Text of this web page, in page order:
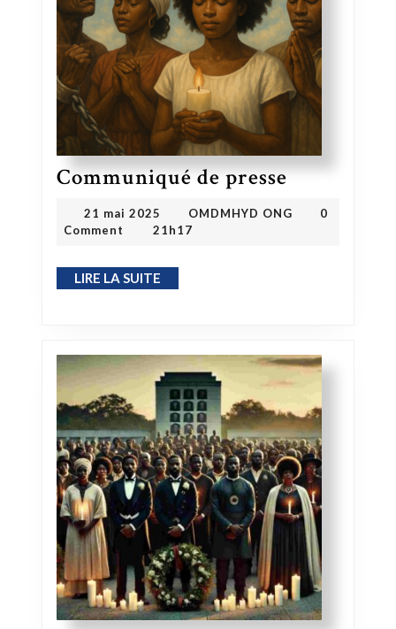
Communiqué de presseCommuniqué de presse
21 mai 2025 21 mai 2025OMDMHYD ONG
0
Comment
21h17
LIRE LA SUITE